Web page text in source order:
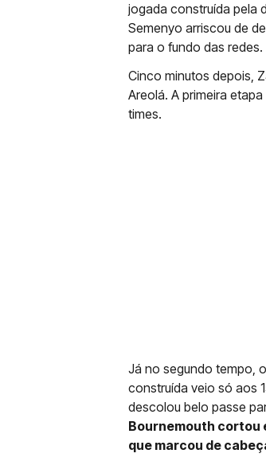
jogada construída pela
Semenyo arriscou de
para o fundo das redes.
Cinco minutos depois,
Areolá. A primeira
times.
Já no segundo tempo, o
construída veio só aos
descolou belo passe
Bournemouth cortou
que marcou de